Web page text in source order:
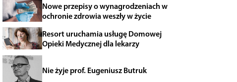
Nowe przepisy o wynagrodzeniach w
ochronie zdrowia weszły w życie
Resort uruchamia usługę Domowej
Opieki Medycznej dla lekarzy
Nie żyje prof. Eugeniusz Butruk